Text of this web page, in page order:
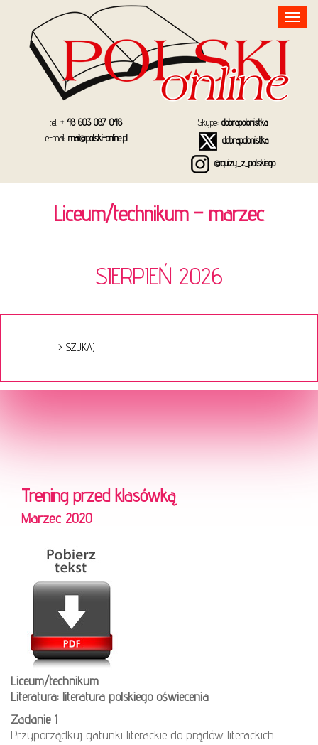
Toggle
navigation
tel. + 48 603 087 048
e-mail: mail@polski-online.pl
Skype: dobrapolonistka
dobrapolonistka
@quizy_z_polskiego
Liceum/technikum – marzec
SIERPIEŃ 2026
Trening przed klasówką
Marzec 2020
Liceum/technikum
Literatura: literatura polskiego oświecenia
Zadanie 1
Przyporządkuj gatunki literackie do prądów literackich.